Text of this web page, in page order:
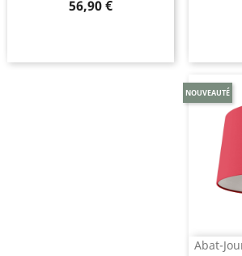
Prix
56,90 €
Abat-
NOUVEAUTÉ